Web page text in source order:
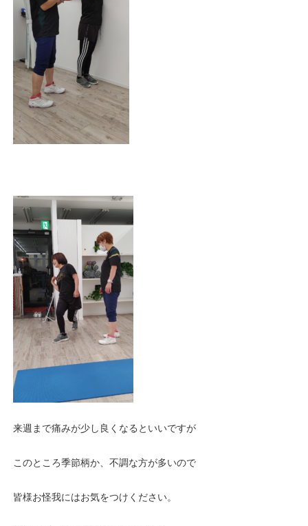
来週まで痛みが少し良くなるといいですが
このところ季節柄か、不調な方が多いので
皆様お怪我にはお気をつけください。